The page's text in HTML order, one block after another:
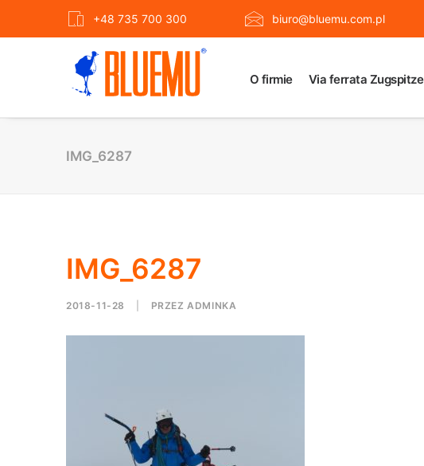
+48 735 700 300 biuro@bluemu.com.pl
O firmie Via ferrata Zugspitze
IMG_6287
IMG_6287
2018-11-28 PRZEZADMINKA